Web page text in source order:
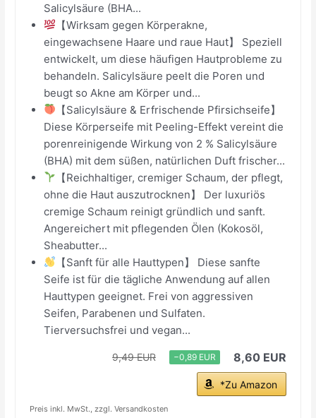
Salicylsäure (BHA...
【Wirksam gegen Körperakne,
eingewachsene Haare und raue Haut】 Speziell
entwickelt, um diese häufigen Hautprobleme zu
behandeln. Salicylsäure peelt die Poren und
beugt so Akne am Körper und...
【Salicylsäure & Erfrischende Pfirsichseife】
Diese Körperseife mit Peeling-Effekt vereint die
porenreinigende Wirkung von 2 % Salicylsäure
(BHA) mit dem süßen, natürlichen Duft frischer...
【Reichhaltiger, cremiger Schaum, der pflegt,
ohne die Haut auszutrocknen】 Der luxuriös
cremige Schaum reinigt gründlich und sanft.
Angereichert mit pflegenden Ölen (Kokosöl,
Sheabutter...
【Sanft für alle Hauttypen】 Diese sanfte
Seife ist für die tägliche Anwendung auf allen
Hauttypen geeignet. Frei von aggressiven
Seifen, Parabenen und Sulfaten.
Tierversuchsfrei und vegan...
9,49 EUR −0,89 EUR 8,60 EUR
*Zu Amazon
Preis inkl. MwSt., zzgl. Versandkosten